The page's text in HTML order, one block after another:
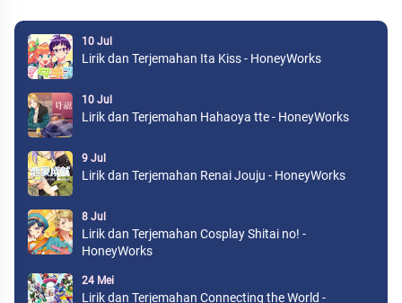
10 Jul
Lirik dan Terjemahan Ita Kiss - HoneyWorks
10 Jul
Lirik dan Terjemahan Hahaoya tte - HoneyWorks
9 Jul
Lirik dan Terjemahan Renai Jouju - HoneyWorks
8 Jul
Lirik dan Terjemahan Cosplay Shitai no! -
HoneyWorks
24 Mei
Lirik dan Terjemahan Connecting the World -